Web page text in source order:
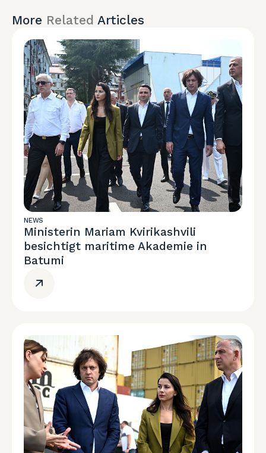
More Related Articles
NEWS
Ministerin Mariam Kvirikashvili
besichtigt maritime Akademie in
Batumi